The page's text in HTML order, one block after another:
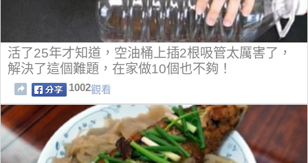
活了25年才知道，空油桶上插2根吸管太厲害了，
解決了這個難題，在家做10個也不夠！
1002觀看